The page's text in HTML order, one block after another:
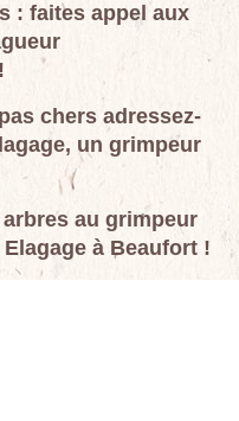
: faites appel aux
chers adressez-
un grimpeur
au grimpeur
à Beaufort !